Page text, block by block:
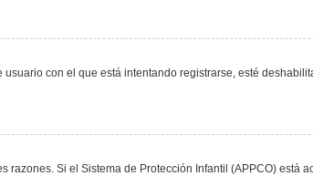
con el que está intentando registrarse, esté
Si el Sistema de Protección Infantil (APPCO) está